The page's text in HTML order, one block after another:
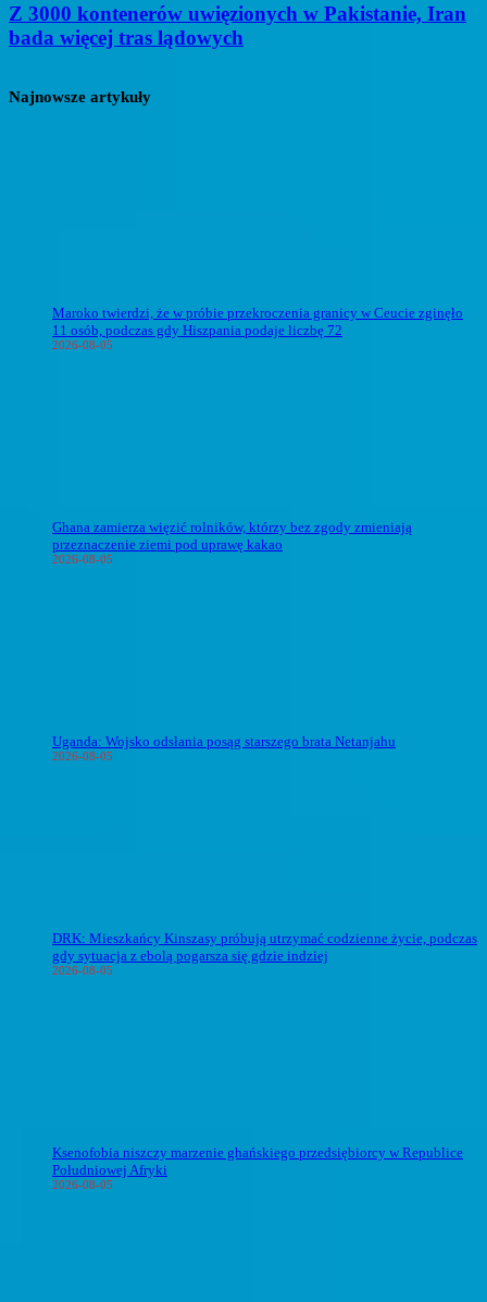
Z 3000 kontenerów uwięzionych w Pakistanie, Iran
bada więcej tras lądowych
Najnowsze artykuły
Maroko twierdzi, że w próbie przekroczenia granicy w Ceucie zginęło
11 osób, podczas gdy Hiszpania podaje liczbę 72
2026-08-05
Ghana zamierza więzić rolników, którzy bez zgody zmieniają
przeznaczenie ziemi pod uprawę kakao
2026-08-05
Uganda: Wojsko odsłania posąg starszego brata Netanjahu
2026-08-05
DRK: Mieszkańcy Kinszasy próbują utrzymać codzienne życie, podczas
gdy sytuacja z ebolą pogarsza się gdzie indziej
2026-08-05
Ksenofobia niszczy marzenie ghańskiego przedsiębiorcy w Republice
Południowej Afryki
2026-08-05